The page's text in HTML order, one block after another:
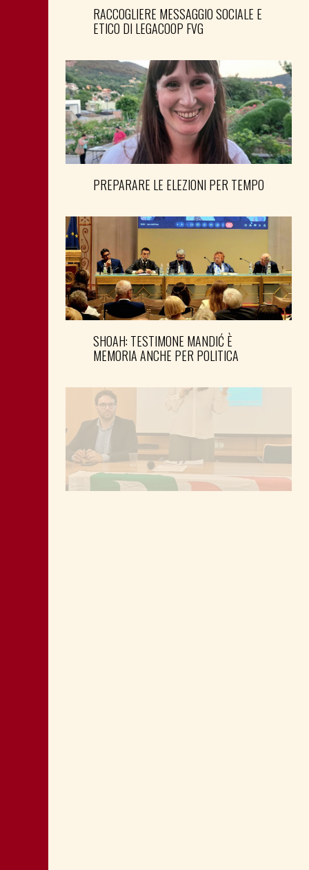
RACCOGLIERE MESSAGGIO SOCIALE E
ETICO DI LEGACOOP FVG
PREPARARE LE ELEZIONI PER TEMPO
SHOAH: TESTIMONE MANDIĆ È
MEMORIA ANCHE PER POLITICA